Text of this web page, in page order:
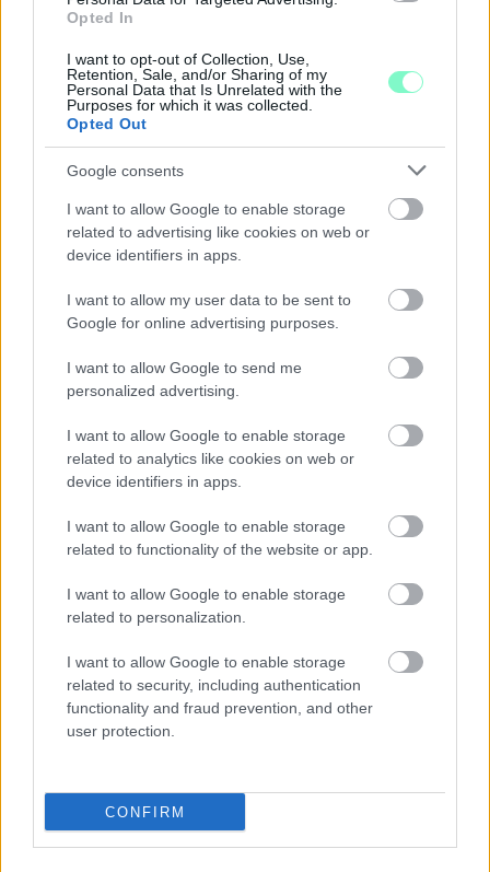
Opted In
I want to opt-out of Collection, Use,
Retention, Sale, and/or Sharing of my
Personal Data that Is Unrelated with the
Purposes for which it was collected.
Opted Out
Google consents
I want to allow Google to enable storage
related to advertising like cookies on web or
device identifiers in apps.
I want to allow my user data to be sent to
Google for online advertising purposes.
I want to allow Google to send me
personalized advertising.
I want to allow Google to enable storage
related to analytics like cookies on web or
device identifiers in apps.
I want to allow Google to enable storage
related to functionality of the website or app.
I want to allow Google to enable storage
related to personalization.
I want to allow Google to enable storage
related to security, including authentication
functionality and fraud prevention, and other
user protection.
CONFIRM
A NAPOKBAN BEFEJEZŐDIK A GYŐRI
DÍSZKIVILÁGÍTÁS LEKAPCSOLÁSA
A város 77 helyszínén zajlik a munkavégzés, a Győr Projekt
kezelésében lévő épületek egy részét is érinti az intézkedés.
KÁNIKULA-AKTUÁL: MEGHOSSZABBÍTOTTÁK A
HŐSÉGRIASZTÁST, A KÖVETKEZŐ 48 ÓRA LEHET A
LEGKRITIKUSABB AZ ENERGIAELLÁTÁS
SZEMPONTJÁBÓL, DE AZ UTOLSÓ PAKSI TURBINA
villamosenergia-rendszere, de továbbra is takarékosságra kérik
a lakosságot és a nagyfogyasztókat.